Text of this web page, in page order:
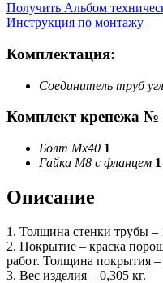
Получить Альбом
Инструкция по монтажу
Комплектация:
Соединитель труб
Комплект крепежа
Болт Мх40 1
Гайка М8 с фланцем 1
Описание
1. Толщина стенки трубы
2. Покрытие – краска
работ. Толщина покрытия
3. Вес изделия – 0,305 кг.